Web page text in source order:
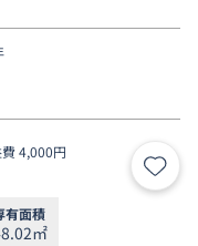
4,000円
お気
有面積
㎡